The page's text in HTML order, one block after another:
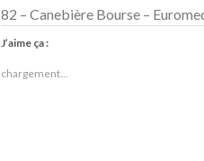
82 – Canebière Bourse –
J’aime ça :
chargement…